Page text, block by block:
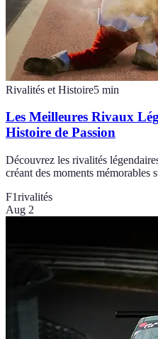
Rivalités et Histoire5 min
Les Meilleures Rivaux
Histoire de Passion
Découvrez les rivalités
créant des moments mémorables
F1rivalités
Aug 2